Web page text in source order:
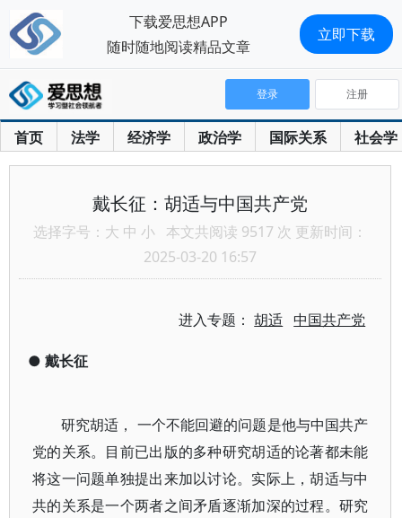
首页 法学 经济学 政治学 国际关系 社会学
登录 注册
戴长征：胡适与中国共产党
选择字号： 大 中 小 本文共阅读 9517 次 更新时间：
2025-03-20 16:57
进入专题：胡适 中国共产党
● 戴长征
研究胡适， 一个不能回避的问题是他与中国共产
党的关系。目前已出版的多种研究胡适的论著都未能
将这一问题单独提出来加以讨论。实际上，胡适与中
共的关系是一个两者之间矛盾逐渐加深的过程。研究
下载爱思想APP
随时随地阅读精品文章
立即下载